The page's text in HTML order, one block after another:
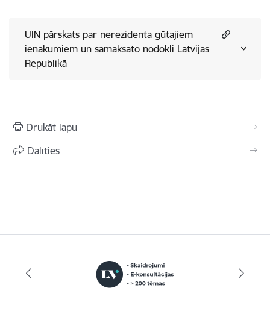
UIN pārskats par nerezidenta gūtajiem
ienākumiem un samaksāto nodokli Latvijas
Republikā
Drukāt lapu
Dalīties